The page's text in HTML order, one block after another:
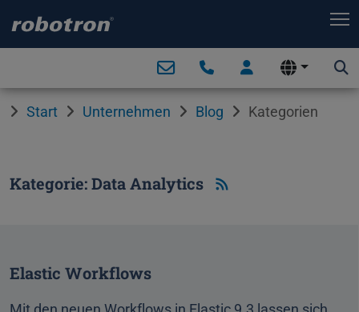
Start Unternehmen Blog Kategorien
Kategorie: Data Analytics
Elastic Workflows